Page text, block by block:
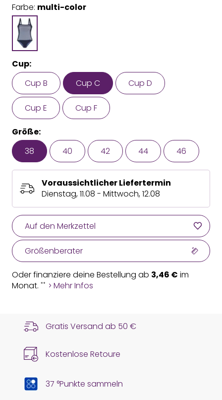
Farbe: multi-color
Cup:
Cup B
Cup C Cup D
Cup E Cup F
Größe:
38
40 42 44 46
Voraussichtlicher Liefertermin
Dienstag, 11.08 - Mittwoch, 12.08
Auf den Merkzettel
Größenberater
Oder finanziere deine Bestellung ab 3,46 € im
Monat. ** Mehr Infos
Gratis Versand ab 50 €
Kostenlose Retoure
37 °Punkte sammeln